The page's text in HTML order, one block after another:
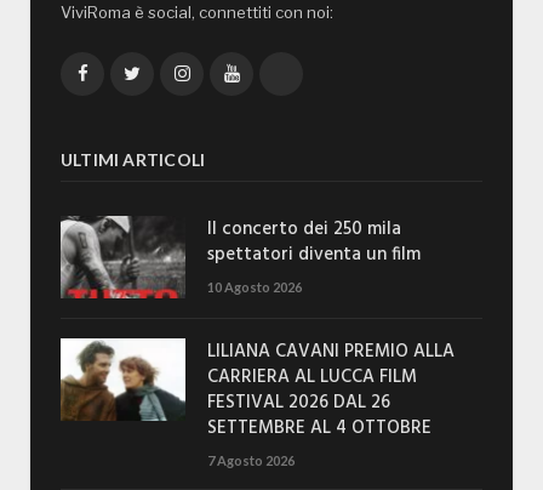
ViviRoma è social, connettiti con noi:
FacebookTwitterInstagramYouTube
ULTIMI ARTICOLI
Il concerto dei 250 mila
spettatori diventa un film
10 Agosto 2026
LILIANA CAVANI PREMIO ALLA
CARRIERA AL LUCCA FILM
FESTIVAL 2026 DAL 26
SETTEMBRE AL 4 OTTOBRE
7 Agosto 2026